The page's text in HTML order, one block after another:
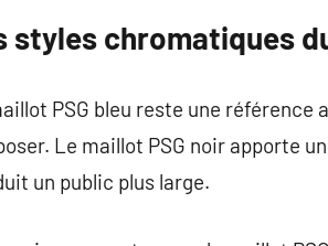
styles chromatiques
PSG bleu reste une référence
Le maillot PSG noir apporte
un public plus large.